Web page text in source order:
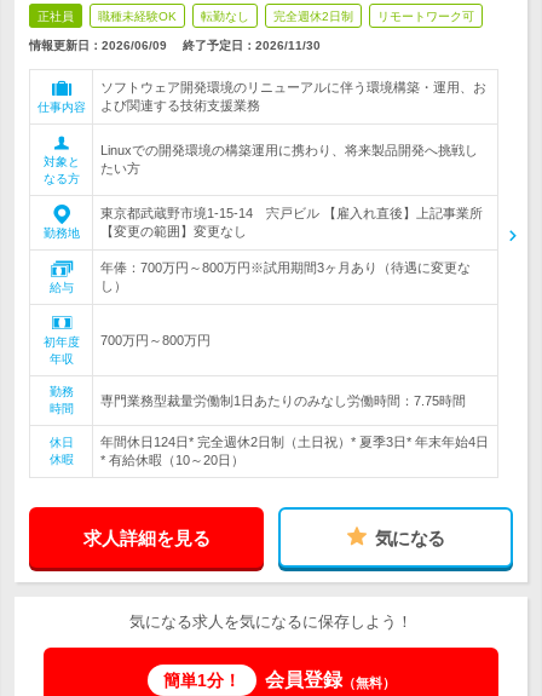
正社員 職種未経験OK 転勤なし 完全週休2日制 リモートワーク可
情報更新日：2026/06/09 終了予定日： 2026/11/30
仕事内容
ソフトウェア開発環境のリニューアルに伴う環境構築・運用、お
よび関連する技術支援業務
対象と
なる方
Linuxでの開発環境の構築運用に携わり、将来製品開発へ挑戦し
たい方
勤務地
東京都武蔵野市境1-15-14 宍戸ビル 【雇入れ直後】上記事業所
【変更の範囲】変更なし
給与
年俸：700万円～800万円※試用期間3ヶ月あり（待遇に変更な
し）
初年度
年収
700万円～800万円
勤務
時間
専門業務型裁量労働制1日あたりのみなし労働時間：7.75時間
休日
休暇
年間休日124日* 完全週休2日制（土日祝）* 夏季3日* 年末年始4日
* 有給休暇（10～20日）
求人詳細を見る 気になる
気になる求人を気になるに保存しよう！
簡単1分！ 会員登録（無料）